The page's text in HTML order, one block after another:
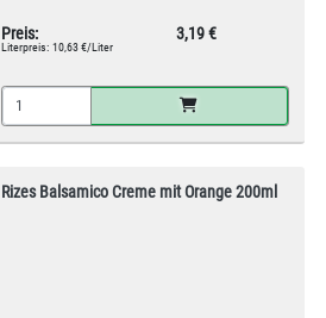
Preis: 3,19 €
Literpreis: 10,63 €/Liter
Rizes Balsamico Creme mit Orange 200ml